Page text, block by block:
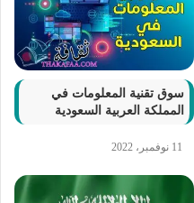
سوق تقنية المعلومات في
المملكة العربية السعودية
11 نوفمبر، 2022